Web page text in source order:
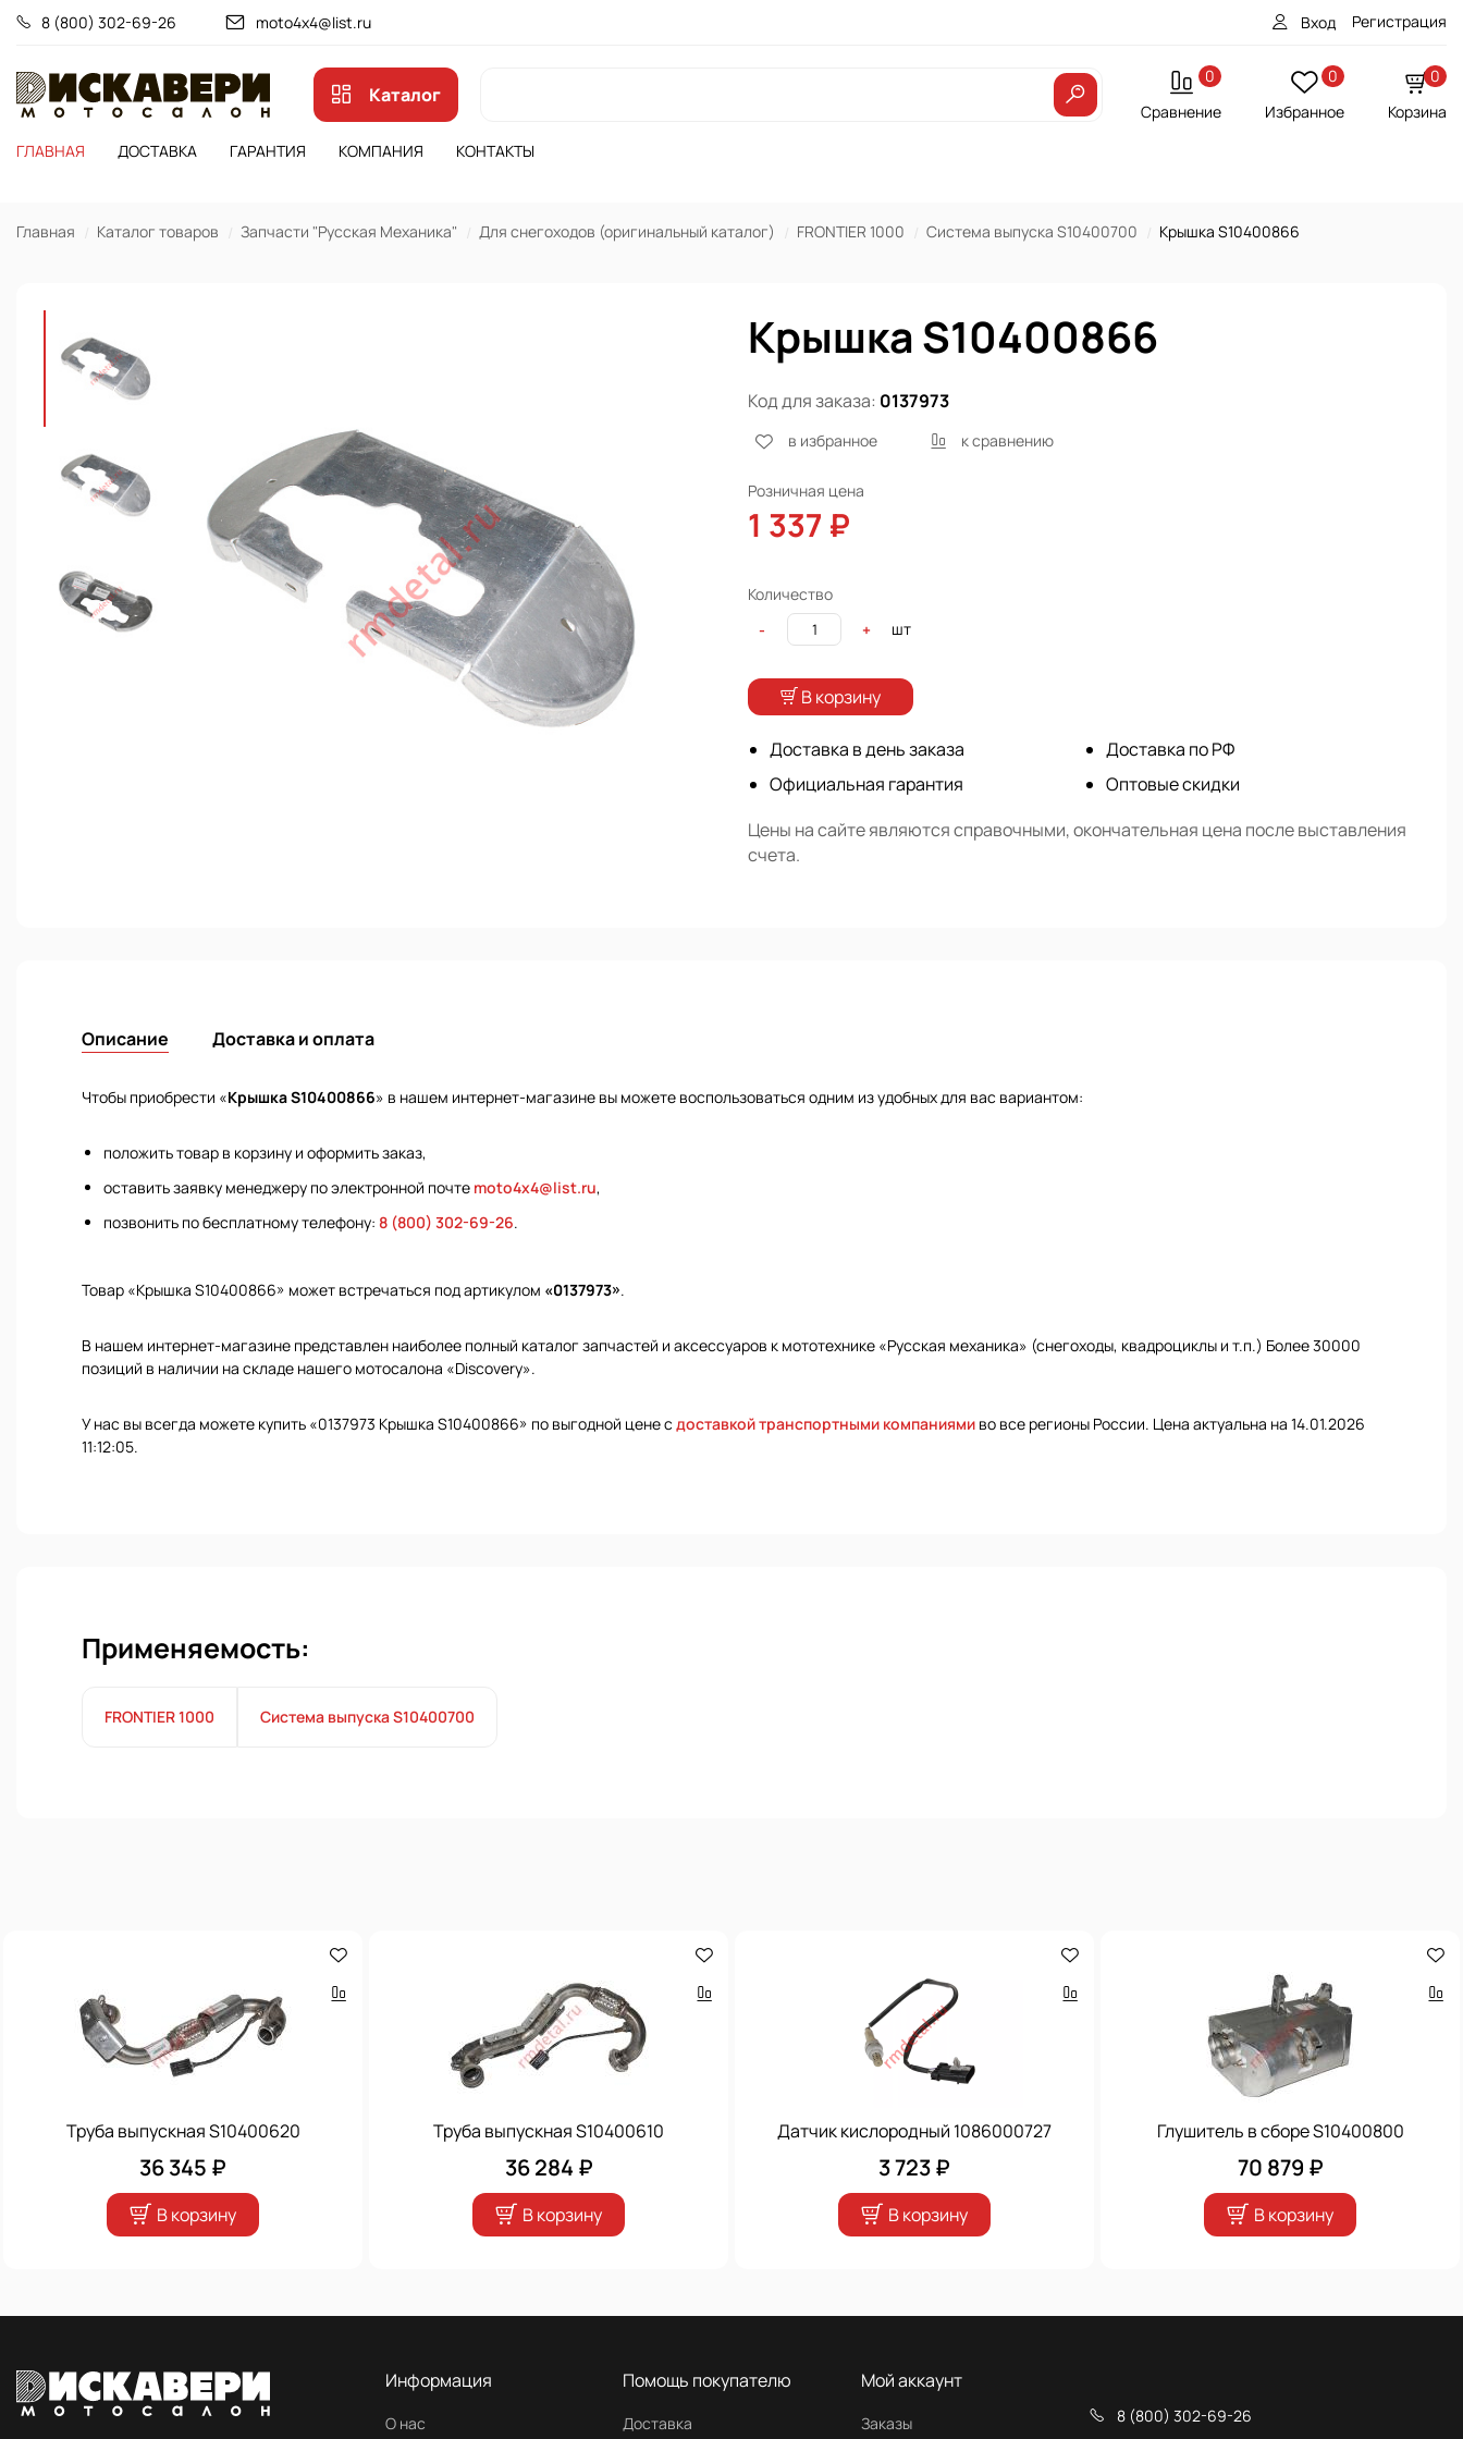
8 (800) 302-69-26 moto4x4@list.ru Вход Регистрация
Каталог
0
Сравнение
0
Избранное
0
Корзина
ГЛАВНАЯ
ДОСТАВКА ГАРАНТИЯ КОМПАНИЯ КОНТАКТЫ
Главная Каталог товаров Запчасти "Русская Механика" Для снегоходов (оригинальный каталог) FRONTIER 1000 Система выпуска S10400700 Крышка S10400866
Крышка S10400866
Код для заказа: 0137973
в избранное к сравнению
Розничная цена
1 337 ₽
Количество
-
+ шт
В корзину
Доставка в день заказа
Официальная гарантия
Доставка по РФ
Оптовые скидки
Цены на сайте являются справочными, окончательная цена после выставления
счета.
Описание Доставка и оплата
Чтобы приобрести «Крышка S10400866» в нашем интернет-магазине вы можете воспользоваться одним из удобных для вас вариантом:
положить товар в корзину и оформить заказ,
оставить заявку менеджеру по электронной почте moto4x4@list.ru,
позвонить по бесплатному телефону: 8 (800) 302-69-26.
Товар «Крышка S10400866» может встречаться под артикулом «0137973».
В нашем интернет-магазине представлен наиболее полный каталог запчастей и аксессуаров к мототехнике «Русская механика» (снегоходы, квадроциклы и т.п.) Более 30000
позиций в наличии на складе нашего мотосалона «Discovery».
У нас вы всегда можете купить «0137973 Крышка S10400866» по выгодной цене с доставкой транспортными компаниями во все регионы России. Цена актуальна на 14.01.2026
11:12:05.
Применяемость:
FRONTIER 1000 Система выпуска S10400700
Труба выпускная S10400620
36 345 ₽
В корзину
Труба выпускная S10400610
36 284 ₽
В корзину
Датчик кислородный 1086000727
3 723 ₽
В корзину
Глушитель в сборе S10400800
70 879 ₽
В корзину
Информация
О нас
Помощь покупателю
Доставка
Мой аккаунт
Заказы 8 (800) 302-69-26